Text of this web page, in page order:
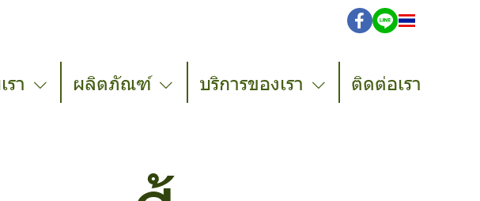
รา ผลิตภัณฑ์ บริการของเรา ติดต่อเรา